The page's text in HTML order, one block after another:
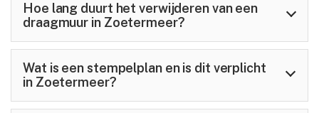
Hoe lang duurt het verwijderen van een
draagmuur in Zoetermeer?
Wat is een stempelplan en is dit verplicht
in Zoetermeer?